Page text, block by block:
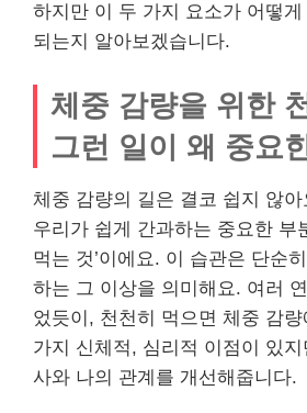
하지만 이 두 가지 요소가 어떻
되는지 알아보겠습니다.
체중 감량을 위한
그런 일이 왜 중요
체중 감량의 길은 결코 쉽지 않
우리가 쉽게 간과하는 중요한 부
먹는 것’이에요. 이 습관은 단순
하는 그 이상을 의미해요. 여러
었듯이, 천천히 먹으면 체중 감
가지 신체적, 심리적 이점이 있
사와 나의 관계를 개선해줍니다.